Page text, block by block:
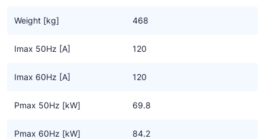
Weight [kg] 468
Imax 50Hz [A] 120
Imax 60Hz [A] 120
Pmax 50Hz [kW] 69.8
Pmax 60Hz [kW] 84.2